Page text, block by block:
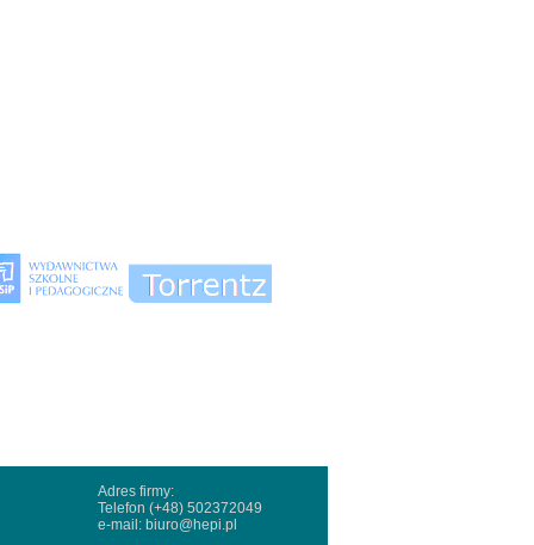
Adres firmy:
Telefon (+48) 502372049
e-mail: biuro@hepi.pl